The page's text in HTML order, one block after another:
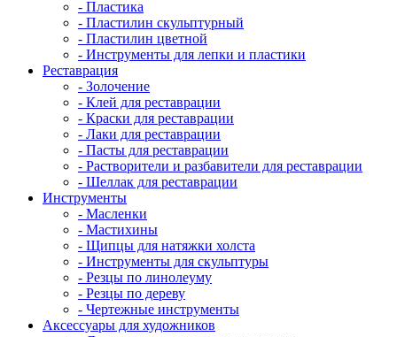
- Пластика
- Пластилин скульптурный
- Пластилин цветной
- Инструменты для лепки и пластики
Реставрация
- Золочение
- Клей для реставрации
- Краски для реставрации
- Лаки для реставрации
- Пасты для реставрации
- Растворители и разбавители для реставрации
- Шеллак для реставрации
Инструменты
- Масленки
- Мастихины
- Щипцы для натяжки холста
- Инструменты для скульптуры
- Резцы по линолеуму
- Резцы по дереву
- Чертежные инструменты
Аксессуары для художников